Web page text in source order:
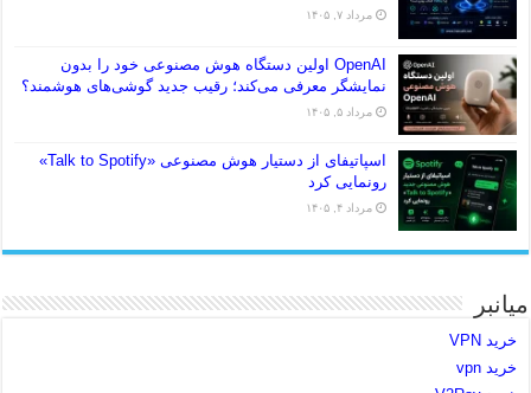
مرداد ۷, ۱۴۰۵
OpenAI اولین دستگاه هوش مصنوعی خود را بدون
نمایشگر معرفی می‌کند؛ رقیب جدید گوشی‌های هوشمند؟
مرداد ۵, ۱۴۰۵
اسپاتیفای از دستیار هوش مصنوعی «Talk to Spotify»
رونمایی کرد
مرداد ۴, ۱۴۰۵
میانبر
خرید VPN
خرید vpn